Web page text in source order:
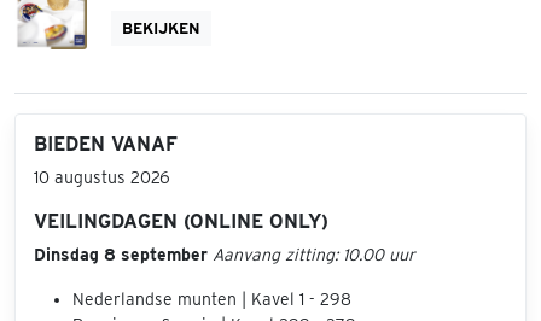
BEKIJKEN
BIEDEN VANAF
10 augustus 2026
VEILINGDAGEN (ONLINE ONLY)
Dinsdag 8 september Aanvang zitting: 10.00 uur
Nederlandse munten | Kavel 1 - 298